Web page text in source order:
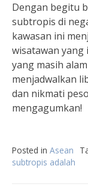
Dengan begitu
subtropis di
kawasan ini
wisatawan yang
yang masih
menjadwalkan
dan nikmati
mengagumkan!
Posted in Asean
subtropis adalah